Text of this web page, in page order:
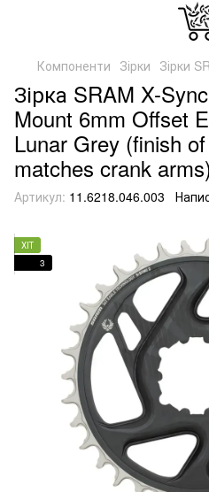
Компоненти Зірки Зірки
Зірка SRAM X-
Mount 6mm Offset
Lunar Grey (finish
matches crank
Артикул: 11.6218.046.003
ХІТ
3